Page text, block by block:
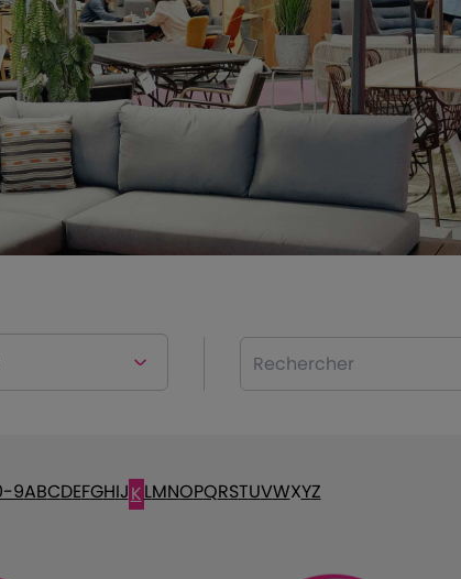
Rechercher
9ABCDEFGHIJKLMNOPQRSTUVWXYZ